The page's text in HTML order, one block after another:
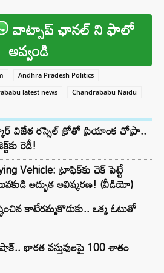
వాట్సాప్ ఛానల్ ని ఫాలో
అవ్వండి
Andhra Pradesh Politics
latest news Chandrababu Naidu
విజేత రస్సెల్ క్రోతో ప్రియాంక చోప్రా..
రెడీ!
Vehicle: ట్రాఫిక్‌కు చెక్ పెట్టే
అద్భుత ఆవిష్కరణ! (వీడియో)
కాటేరమ్మకొడుకు.. ఒక్క ఓటుతో
భారత వస్తువులపై 100 శాతం